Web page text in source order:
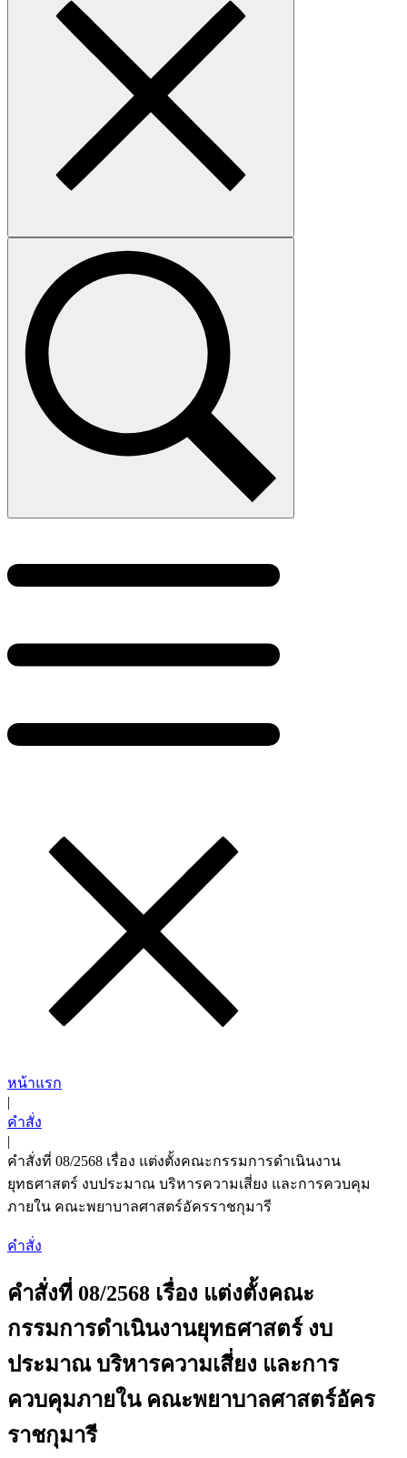
หน้าแรก
|
คำสั่ง
|
คำสั่งที่ 08/2568 เรื่อง แต่งตั้งคณะกรรมการดำเนินงาน
ยุทธศาสตร์ งบประมาณ บริหารความเสี่ยง และการควบคุม
ภายใน คณะพยาบาลศาสตร์อัครราชกุมารี
คำสั่ง
คำสั่งที่ 08/2568 เรื่อง แต่งตั้งคณะ
กรรมการดำเนินงานยุทธศาสตร์ งบ
ประมาณ บริหารความเสี่ยง และการ
ควบคุมภายใน คณะพยาบาลศาสตร์อัคร
ราชกุมารี